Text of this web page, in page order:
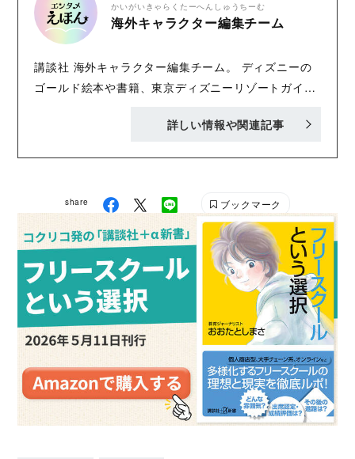
かいがいきゃらくたーへんしゅうちーむ
海外キャラクター編集チーム
講談社 海外キャラクター編集チーム。 ディズニーの
ゴールド絵本や書籍、東京ディズニーリゾートガイド
る」書籍を刊行中！ Twitter : @KODANSHA_dish
詳しい情報や関連記事
share ブックマーク